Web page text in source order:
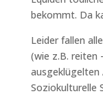
bekommt. Da
Leider fallen
(wie z.B. reiten
ausgeklügelten
Soziokulturelle